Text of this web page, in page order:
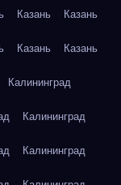
Казань Казань
Казань Казань
Калининград
Калининград
Калининград